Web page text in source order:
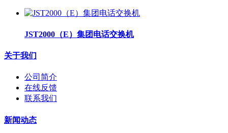
JST2000（E）集团电话交换机
关于我们
公司简介
在线反馈
联系我们
新闻动态